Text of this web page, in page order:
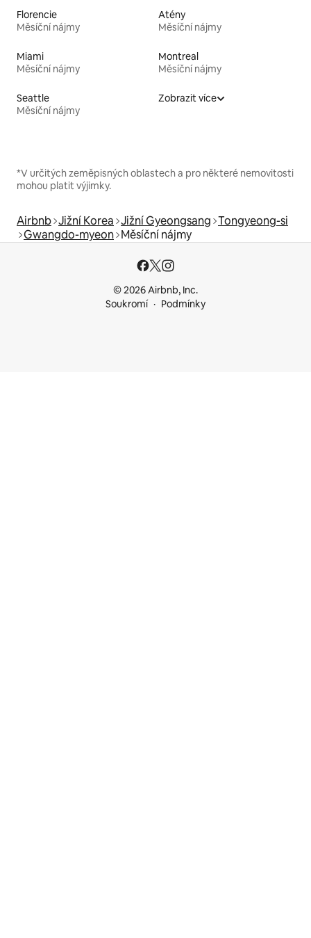
Florencie
Měsíční nájmy
Atény
Měsíční nájmy
Miami
Měsíční nájmy
Montreal
Měsíční nájmy
Seattle
Měsíční nájmy
Zobrazit více
*V určitých zeměpisných oblastech a pro některé nemovitosti
mohou platit výjimky.
Airbnb Jižní Korea Jižní Gyeongsang Tongyeong-si
Gwangdo-myeon Měsíční nájmy
© 2026 Airbnb, Inc.
Soukromí
Podmínky